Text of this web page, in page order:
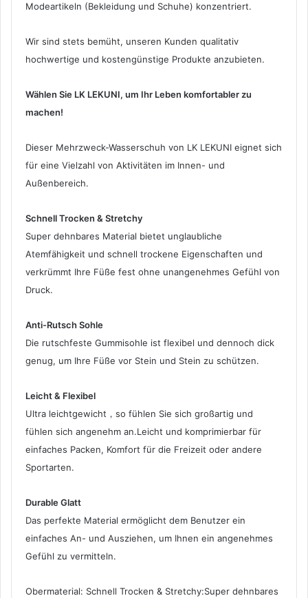
Modeartikeln (Bekleidung und Schuhe) konzentriert.
Wir sind stets bemüht, unseren Kunden qualitativ
hochwertige und kostengünstige Produkte anzubieten.
Wählen Sie LK LEKUNI, um Ihr Leben komfortabler zu
machen!
Dieser Mehrzweck-Wasserschuh von LK LEKUNI eignet sich
für eine Vielzahl von Aktivitäten im Innen- und
Außenbereich.
Schnell Trocken & Stretchy
Super dehnbares Material bietet unglaubliche
Atemfähigkeit und schnell trockene Eigenschaften und
verkrümmt Ihre Füße fest ohne unangenehmes Gefühl von
Druck.
Anti-Rutsch Sohle
Die rutschfeste Gummisohle ist flexibel und dennoch dick
genug, um Ihre Füße vor Stein und Stein zu schützen.
Leicht & Flexibel
Ultra leichtgewicht，so fühlen Sie sich großartig und
fühlen sich angenehm an.Leicht und komprimierbar für
einfaches Packen, Komfort für die Freizeit oder andere
Sportarten.
Durable Glatt
Das perfekte Material ermöglicht dem Benutzer ein
einfaches An- und Ausziehen, um Ihnen ein angenehmes
Gefühl zu vermitteln.
Obermaterial: Schnell Trocken & Stretchy:Super dehnbares